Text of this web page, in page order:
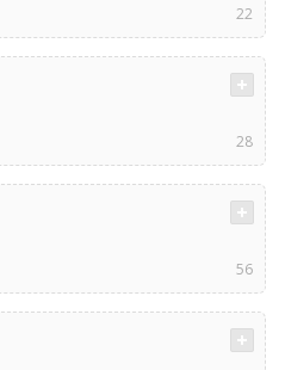
22
28
56